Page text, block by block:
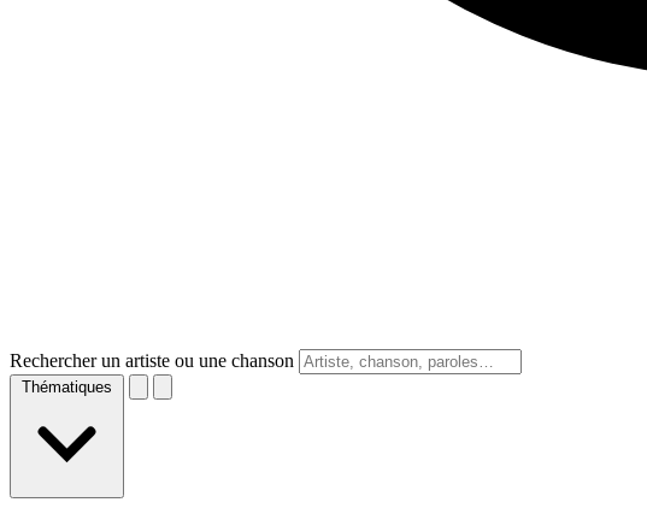
Rechercher un artiste ou une chanson
Thématiques